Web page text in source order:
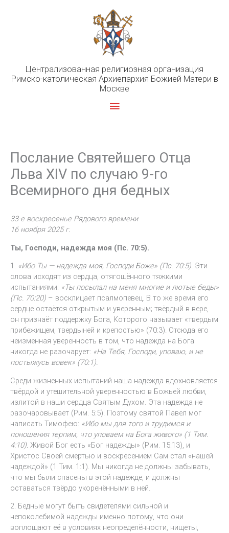
Централизованная религиозная организация
Римско-католическая Архиепархия Божией Матери в
Москве
Главное
Послание Святейшего Отца
Льва XIV по случаю 9-го
Всемирного дня бедных
33-е воскресенье Рядового времени
16 ноября 2025 г.
Ты, Господи, надежда моя (Пс. 70:5).
1. «Ибо Ты — надежда моя, Господи Боже» (Пс. 70:5). Эти
слова исходят из сердца, отягощённого тяжкими
испытаниями: «Ты посылал на меня многие и лютые беды»
(Пс. 70:20) – восклицает псалмопевец. В то же время его
сердце остаётся открытым и уверенным; твёрдый в вере,
он признаёт поддержку Бога, Которого называет «твердым
прибежищем, твердыней и крепостью» (70:3). Отсюда его
неизменная уверенность в том, что надежда на Бога
никогда не разочарует: «На Тебя, Господи, уповаю, и не
постыжусь вовек» (70:1).
Среди жизненных испытаний наша надежда вдохновляется
твёрдой и утешительной уверенностью в Божьей любви,
излитой в наши сердца Святым Духом. Эта надежда не
разочаровывает (Рим. 5:5). Поэтому святой Павел мог
написать Тимофею: «Ибо мы для того и трудимся и
поношения терпим, что уповаем на Бога живого» (1 Тим.
4:10). Живой Бог есть «Бог надежды» (Рим. 15:13), и
Христос Своей смертью и воскресением Сам стал «нашей
надеждой» (1 Тим. 1:1). Мы никогда не должны забывать,
что мы были спасены в этой надежде, и должны
оставаться твёрдо укоренёнными в ней.
2. Бедные могут быть свидетелями сильной и
непоколебимой надежды именно потому, что они
воплощают её в условиях неопределённости, нищеты,